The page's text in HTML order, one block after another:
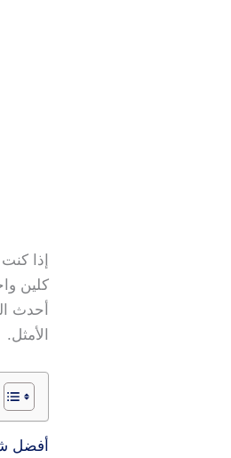
إذا
كلين
أحدث
الأمثل.
أفضل